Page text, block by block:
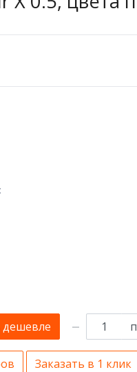
дешевле
Заказать в 1 клик